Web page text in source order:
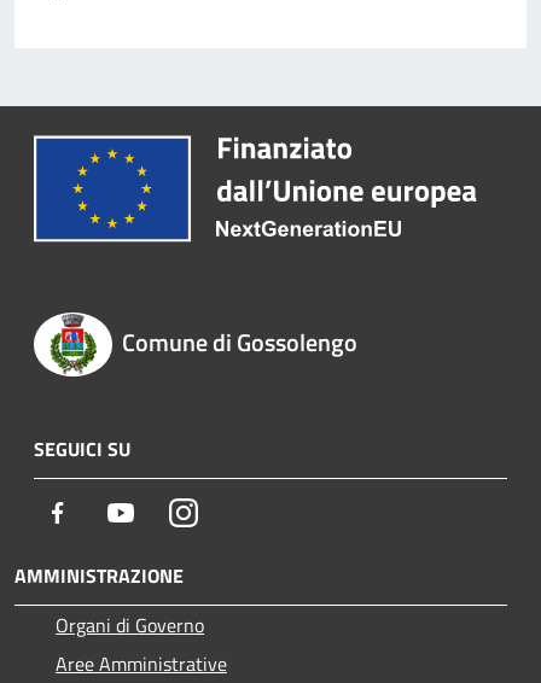
Comune di Gossolengo
SEGUICI SU
Facebook YoutubeInstagram
AMMINISTRAZIONE
Organi di Governo
Aree Amministrative